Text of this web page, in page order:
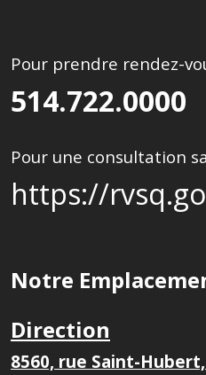
Pour prendre rendez-
514.722.0000
Pour une consultation
https://
Notre
Direction
8560, rue Saint-